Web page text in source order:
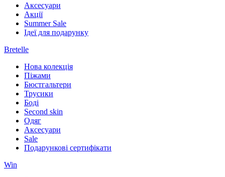
Аксесуари
Акції
Summer Sale
Ідеї для подарунку
Bretelle
Нова колекція
Піжами
Бюстгальтери
Трусики
Боді
Second skin
Одяг
Аксесуари
Sale
Подарункові сертифікати
Win